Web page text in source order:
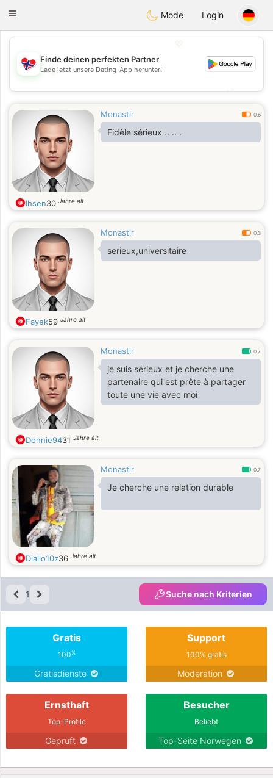
EkteNordmenn
Toggle
Mode Login
💖
💕
Finde deinen perfekten Partner
Lade jetzt unsere Dating-App herunter!
Monastir 0.6
Fidèle sérieux .. .. .
Ihsen30 Jahre alt
Monastir 0.3
serieux,universitaire
Fayek59 Jahre alt
Monastir 0.7
je suis sérieux et je cherche une
partenaire qui est prête à partager
toute une vie avec moi
Donnie9431 Jahre alt
Monastir 0.7
Je cherche une relation durable
Diallo10z36 Jahre alt
1 Suche nach Kriterien
Gratis
100%
Gratisdienste
Support
100% gratis
Moderation
Ernsthaft
Top-Profile
Geprüft
Besucher
Beliebt
Top-Seite Norwegen